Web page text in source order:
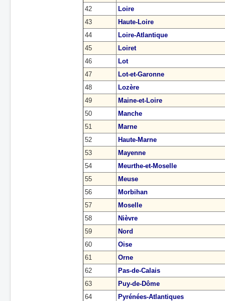
42
Loire
43
Haute-Loire
44
Loire-Atlantique
45
Loiret
46
Lot
47
Lot-et-Garonne
48
Lozère
49
Maine-et-Loire
50
Manche
51
Marne
52
Haute-Marne
53
Mayenne
54
Meurthe-et-Moselle
55
Meuse
56
Morbihan
57
Moselle
58
Nièvre
59
Nord
60
Oise
61
Orne
62
Pas-de-Calais
63
Puy-de-Dôme
64
Pyrénées-Atlantiques